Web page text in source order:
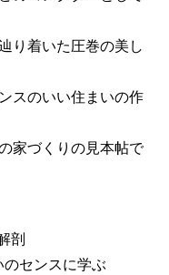
り着いた圧巻の美し
スのいい住まいの作
家づくりの見本帖で
剖
センスに学ぶ